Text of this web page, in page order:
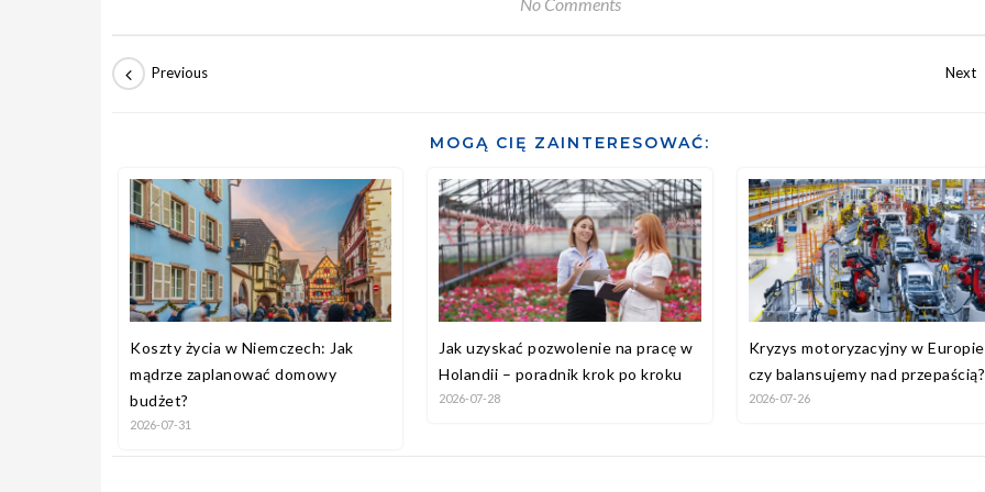
MOGĄ CIĘ ZAINTERESOWAĆ:
Koszty życia w Niemczech: Jak
mądrze zaplanować domowy
budżet?
2026-07-31
Jak uzyskać pozwolenie na pracę w
Holandii – poradnik krok po kroku
2026-07-28
Kryzys motoryzacyjny w
czy balansujemy nad przepaścią?
2026-07-26